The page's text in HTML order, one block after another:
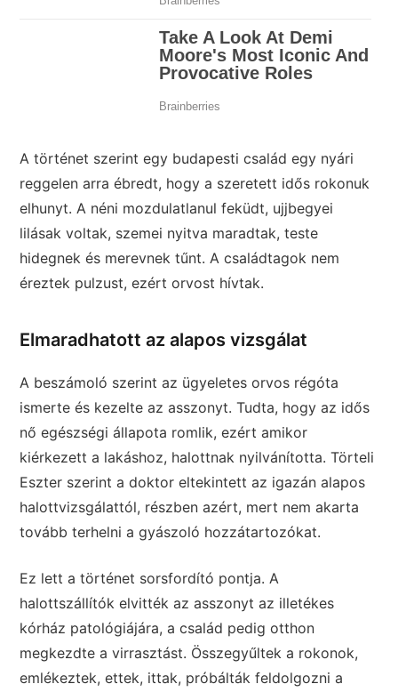
A történet szerint egy budapesti család egy nyári
reggelen arra ébredt, hogy a szeretett idős rokonuk
elhunyt. A néni mozdulatlanul feküdt, ujjbegyei
lilásak voltak, szemei nyitva maradtak, teste
hidegnek és merevnek tűnt. A családtagok nem
éreztek pulzust, ezért orvost hívtak.
Elmaradhatott az alapos vizsgálat
A beszámoló szerint az ügyeletes orvos régóta
ismerte és kezelte az asszonyt. Tudta, hogy az idős
nő egészségi állapota romlik, ezért amikor
kiérkezett a lakáshoz, halottnak nyilvánította. Törteli
Eszter szerint a doktor eltekintett az igazán alapos
halottvizsgálattól, részben azért, mert nem akarta
tovább terhelni a gyászoló hozzátartozókat.
Ez lett a történet sorsfordító pontja. A
halottszállítók elvitték az asszonyt az illetékes
kórház patológiájára, a család pedig otthon
megkezdte a virrasztást. Összegyűltek a rokonok,
emlékeztek, ettek, ittak, próbálták feldolgozni a